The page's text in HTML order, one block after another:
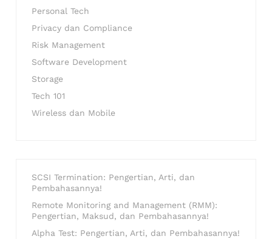
Personal Tech
Privacy dan Compliance
Risk Management
Software Development
Storage
Tech 101
Wireless dan Mobile
SCSI Termination: Pengertian, Arti, dan
Pembahasannya!
Remote Monitoring and Management (RMM):
Pengertian, Maksud, dan Pembahasannya!
Alpha Test: Pengertian, Arti, dan Pembahasannya!